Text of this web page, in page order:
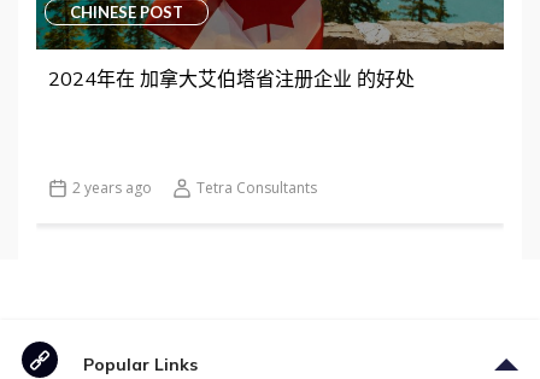
CHINESE POST
2024年在 加拿大艾伯塔省注册企业 的好处
2 years ago Tetra Consultants
Popular Links